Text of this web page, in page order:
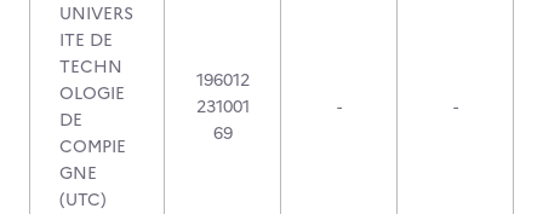
UNIVERS
ITE DE
TECHN
OLOGIE
DE
COMPIE
GNE
(UTC)
196012
231001
69
- -